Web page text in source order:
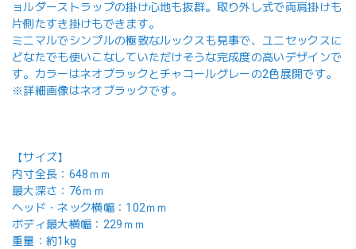
ョルダーストラップの掛け心地も抜群。取り外し式で両肩掛けも
片側たすき掛けもできます。
ミニマルでシンプルの極致なルックスも見事で、ユニセックスに
どなたでも使いこなしていただけそうな完成度の高いデザインで
す。カラーはネオブラックとチャコールグレーの2色展開です。
※詳細画像はネオブラックです。
【サイズ】
内寸全長：648ｍｍ
最大深さ：76ｍｍ
ヘッド・ネック横幅：102ｍｍ
ボディ最大横幅：229ｍｍ
重量：約1kg